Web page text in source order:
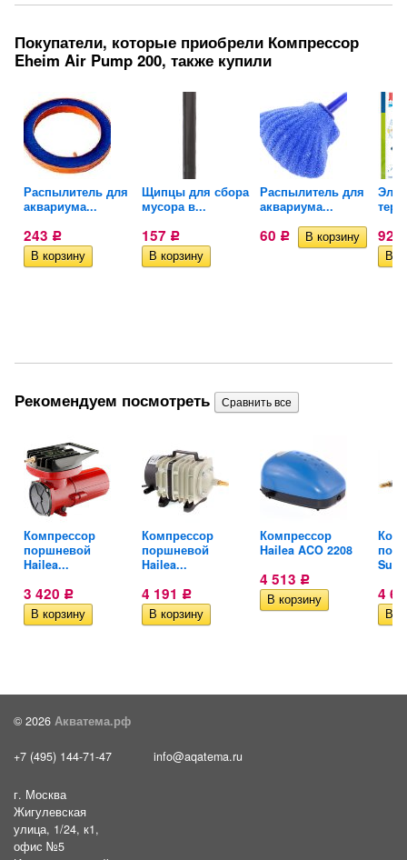
Покупатели, которые приобрели Компрессор
Eheim Air Pump 200, также купили
Распылитель для
аквариума...
243 Р
Щипцы для сбора
мусора в...
157 Р
Распылитель для
аквариума...
60 Р 923
Рекомендуем посмотреть
Компрессор
поршневой
Hailea...
3 420 Р
Компрессор
поршневой
Hailea...
4 191 Р
Компрессор
Hailea ACO 2208
4 513 Р
4
© 2026 Акватема.рф
+7 (495) 144-71-47 info@aqatema.ru
г. Москва
Жигулевская
улица, 1/24, к1,
офис №5